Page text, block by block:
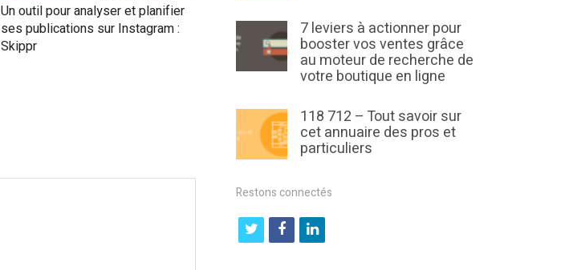
Un outil pour analyser et planifier
ses publications sur Instagram :
Skippr
7 leviers à actionner pour
booster vos ventes grâce
au moteur de recherche de
votre boutique en ligne
118 712 – Tout savoir sur
cet annuaire des pros et
particuliers
Restons connectés
t
f
l